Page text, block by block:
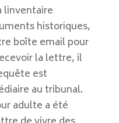
linventaire
historiques,
boîte email pour
la lettre, il
est
au tribunal.
adulte a été